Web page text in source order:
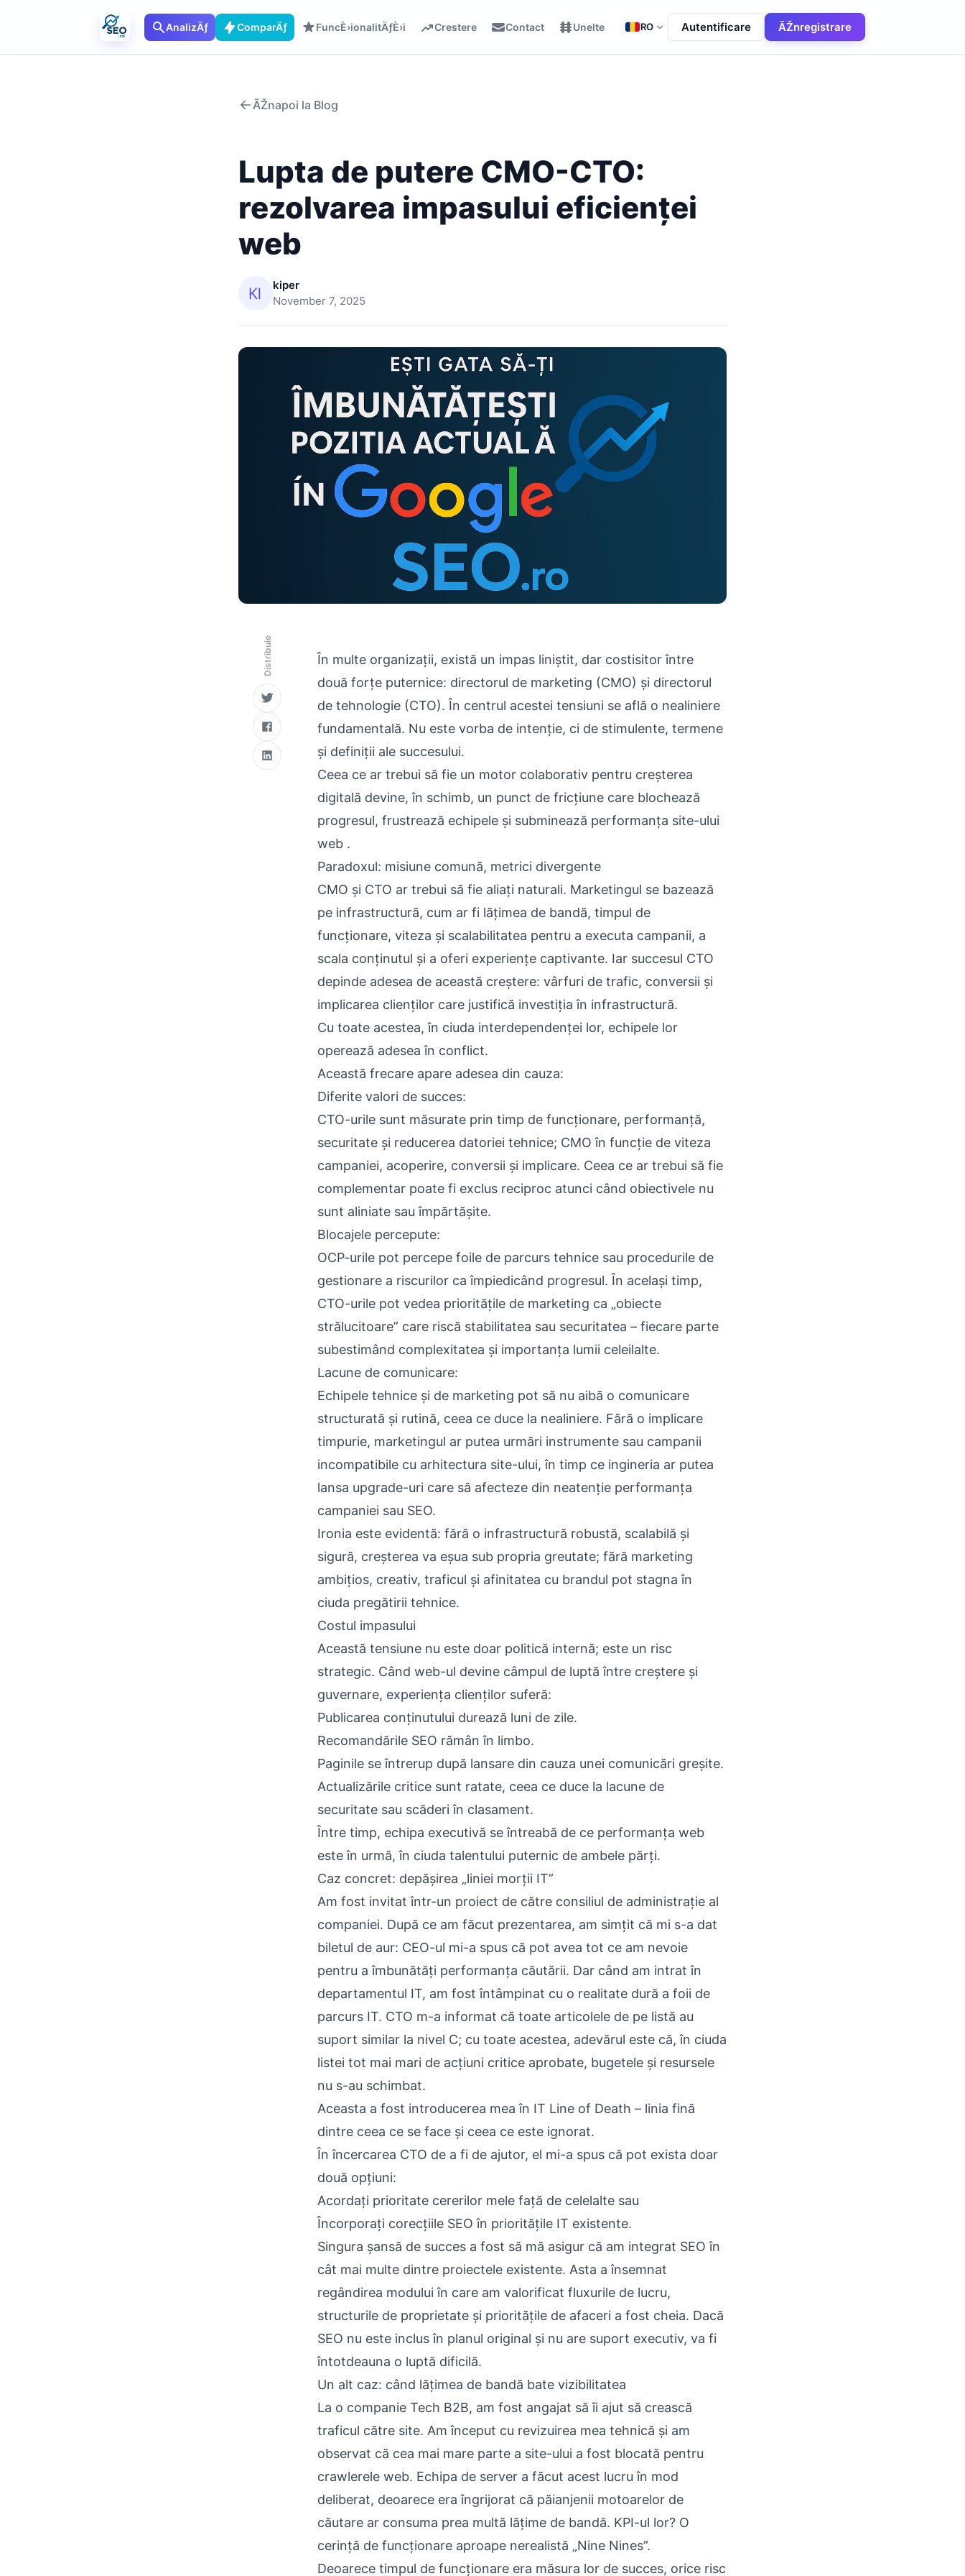
AnalizÄƒ ComparÄƒ FuncÈ›ionalitÄƒÈ›i Crestere Contact Unelte RO Autentificare ÃŽnregistrare
ÃŽnapoi la Blog
Lupta de putere CMO-CTO:
rezolvarea impasului eficienței
web
kiper
November 7, 2025
Distribuie
În multe organizații, există un impas liniștit, dar costisitor între
două forțe puternice: directorul de marketing (CMO) și directorul
de tehnologie (CTO). În centrul acestei tensiuni se află o nealiniere
fundamentală. Nu este vorba de intenție, ci de stimulente, termene
și definiții ale succesului.
Ceea ce ar trebui să fie un motor colaborativ pentru creșterea
digitală devine, în schimb, un punct de fricțiune care blochează
progresul, frustrează echipele și subminează performanța site-ului
web .
Paradoxul: misiune comună, metrici divergente
CMO și CTO ar trebui să fie aliați naturali. Marketingul se bazează
pe infrastructură, cum ar fi lățimea de bandă, timpul de
funcționare, viteza și scalabilitatea pentru a executa campanii, a
scala conținutul și a oferi experiențe captivante. Iar succesul CTO
depinde adesea de această creștere: vârfuri de trafic, conversii și
implicarea clienților care justifică investiția în infrastructură.
Cu toate acestea, în ciuda interdependenței lor, echipele lor
operează adesea în conflict.
Această frecare apare adesea din cauza:
Diferite valori de succes:
CTO-urile sunt măsurate prin timp de funcționare, performanță,
securitate și reducerea datoriei tehnice; CMO în funcție de viteza
campaniei, acoperire, conversii și implicare. Ceea ce ar trebui să fie
complementar poate fi exclus reciproc atunci când obiectivele nu
sunt aliniate sau împărtășite.
Blocajele percepute:
OCP-urile pot percepe foile de parcurs tehnice sau procedurile de
gestionare a riscurilor ca împiedicând progresul. În același timp,
CTO-urile pot vedea prioritățile de marketing ca „obiecte
strălucitoare” care riscă stabilitatea sau securitatea – fiecare parte
subestimând complexitatea și importanța lumii celeilalte.
Lacune de comunicare:
Echipele tehnice și de marketing pot să nu aibă o comunicare
structurată și rutină, ceea ce duce la nealiniere. Fără o implicare
timpurie, marketingul ar putea urmări instrumente sau campanii
incompatibile cu arhitectura site-ului, în timp ce ingineria ar putea
lansa upgrade-uri care să afecteze din neatenție performanța
campaniei sau SEO.
Ironia este evidentă: fără o infrastructură robustă, scalabilă și
sigură, creșterea va eșua sub propria greutate; fără marketing
ambițios, creativ, traficul și afinitatea cu brandul pot stagna în
ciuda pregătirii tehnice.
Costul impasului
Această tensiune nu este doar politică internă; este un risc
strategic. Când web-ul devine câmpul de luptă între creștere și
guvernare, experiența clienților suferă:
Publicarea conținutului durează luni de zile.
Recomandările SEO rămân în limbo.
Paginile se întrerup după lansare din cauza unei comunicări greșite.
Actualizările critice sunt ratate, ceea ce duce la lacune de
securitate sau scăderi în clasament.
Între timp, echipa executivă se întreabă de ce performanța web
este în urmă, în ciuda talentului puternic de ambele părți.
Caz concret: depășirea „liniei morții IT”
Am fost invitat într-un proiect de către consiliul de administrație al
companiei. După ce am făcut prezentarea, am simțit că mi s-a dat
biletul de aur: CEO-ul mi-a spus că pot avea tot ce am nevoie
pentru a îmbunătăți performanța căutării. Dar când am intrat în
departamentul IT, am fost întâmpinat cu o realitate dură a foii de
parcurs IT. CTO m-a informat că toate articolele de pe listă au
suport similar la nivel C; cu toate acestea, adevărul este că, în ciuda
listei tot mai mari de acțiuni critice aprobate, bugetele și resursele
nu s-au schimbat.
Aceasta a fost introducerea mea în IT Line of Death – linia fină
dintre ceea ce se face și ceea ce este ignorat.
În încercarea CTO de a fi de ajutor, el mi-a spus că pot exista doar
două opțiuni:
Acordați prioritate cererilor mele față de celelalte sau
Încorporați corecțiile SEO în prioritățile IT existente.
Singura șansă de succes a fost să mă asigur că am integrat SEO în
cât mai multe dintre proiectele existente. Asta a însemnat
regândirea modului în care am valorificat fluxurile de lucru,
structurile de proprietate și prioritățile de afaceri a fost cheia. Dacă
SEO nu este inclus în planul original și nu are suport executiv, va fi
întotdeauna o luptă dificilă.
Un alt caz: când lățimea de bandă bate vizibilitatea
La o companie Tech B2B, am fost angajat să îi ajut să crească
traficul către site. Am început cu revizuirea mea tehnică și am
observat că cea mai mare parte a site-ului a fost blocată pentru
crawlerele web. Echipa de server a făcut acest lucru în mod
deliberat, deoarece era îngrijorat că păianjenii motoarelor de
căutare ar consuma prea multă lățime de bandă. KPI-ul lor? O
cerință de funcționare aproape nerealistă „Nine Nines”.
Deoarece timpul de funcționare era măsura lor de succes, orice risc